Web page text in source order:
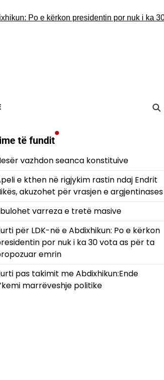
Po e kërkon presidentin por nuk i ka 30
të fundit
vazhdon seanca konstituive
e kthen në rigjykim rastin ndaj Endrit
akuzohet për vrasjen e argjentinases
varreza e tretë masive
për LDK-në e Abdixhikun: Po e kërkon
por nuk i ka 30 vota as për ta
emrin
pas takimit me Abdixhikun:Ende
marrëveshje politike